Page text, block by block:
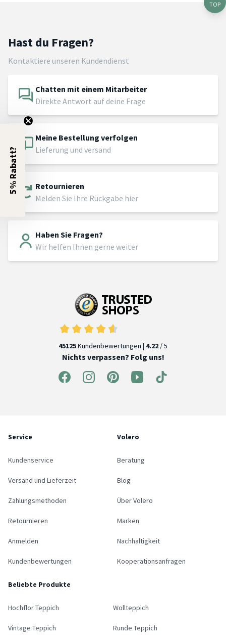
TOP
Hast du Fragen?
Kontaktiere unseren Kundendienst
Chatten mit einem Mitarbeiter
Direkte Antwort auf deine Frage
Meine Bestellung verfolgen
Lieferung und versand
Retournieren
Melden Sie Ihre Rückgabe hier
Haben Sie Fragen?
Wir helfen Ihnen gerne weiter
45125Kundenbewertungen | 4.22 / 5
Nichts verpassen? Folg uns!
Service
Kundenservice
Versand und Lieferzeit
Zahlungsmethoden
Retournieren
Anmelden
Kundenbewertungen
Volero
Beratung
Blog
Über Volero
Marken
Nachhaltigkeit
Kooperationsanfragen
Beliebte Produkte
Hochflor Teppich Wollteppich
Vintage Teppich Runde Teppich
5% Rabatt?